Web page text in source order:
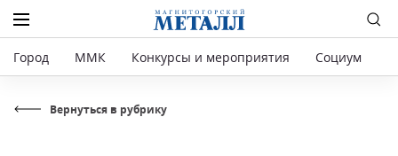
Город ММК Конкурсы и мероприятия Социум
Вернуться в рубрику